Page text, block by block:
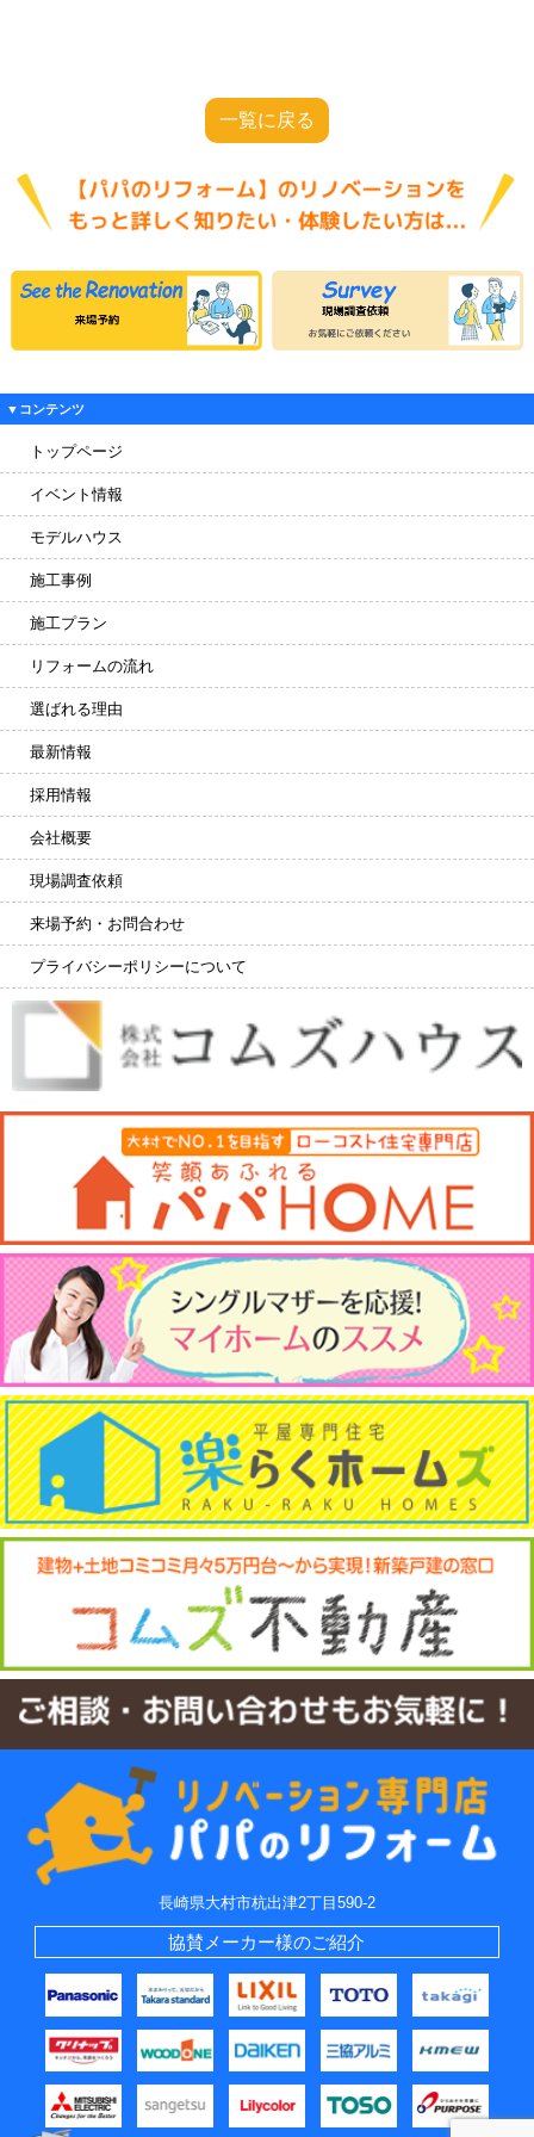
一覧に戻る
▼コンテンツ
トップページ
イベント情報
モデルハウス
施工事例
施工プラン
リフォームの流れ
選ばれる理由
最新情報
採用情報
会社概要
現場調査依頼
来場予約・お問合わせ
プライバシーポリシーについて
長崎県大村市杭出津2丁目590-2
協賛メーカー様のご紹介